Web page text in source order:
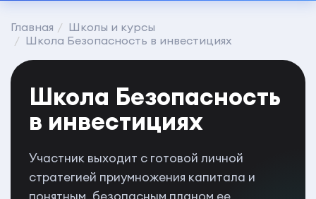
Главная
Школы и курсы
Школа Безопасность в инвестициях
Школа Безопасность
в инвестициях
Участник выходит с готовой личной
стратегией приумножения капитала и